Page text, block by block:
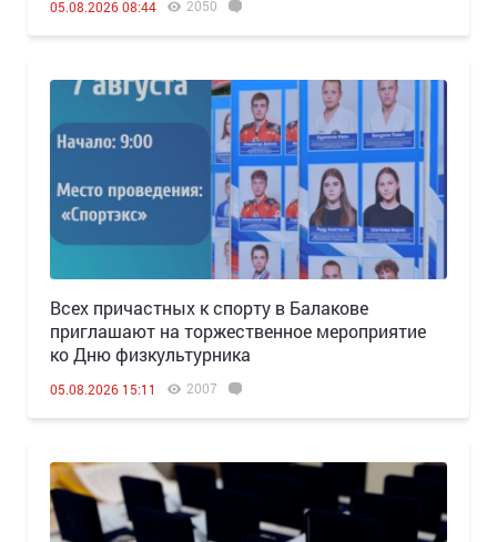
05.08.2026 08:44 2050
Всех причастных к спорту в Балакове
приглашают на торжественное мероприятие
ко Дню физкультурника
05.08.2026 15:11 2007